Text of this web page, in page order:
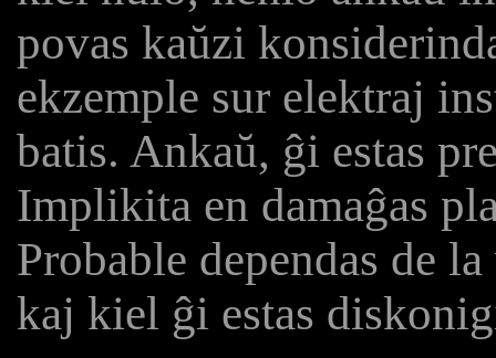
povas kaŭzi
ekzemple sur elektraj
batis. Ankaŭ, ĝi estas
Implikita en damaĝas
Probable dependas de
kaj kiel ĝi estas